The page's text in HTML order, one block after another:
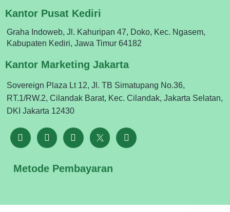
Kantor Pusat Kediri
Graha Indoweb, Jl. Kahuripan 47, Doko, Kec. Ngasem,
Kabupaten Kediri, Jawa Timur 64182
Kantor Marketing Jakarta
Sovereign Plaza Lt 12, Jl. TB Simatupang No.36,
RT.1/RW.2, Cilandak Barat, Kec. Cilandak, Jakarta Selatan,
DKI Jakarta 12430
Metode Pembayaran